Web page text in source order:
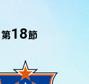
第18節